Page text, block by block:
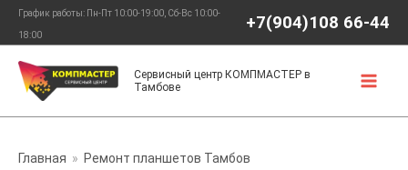
Перейти
содержимому
График работы: Пн-Пт 10:00-19:00, Сб-Вс 10:00-
18:00
+7(904)108 66-44
Сервисный центр КОМПМАСТЕР в
Тамбове
Главная
Ремонт планшетов Тамбов